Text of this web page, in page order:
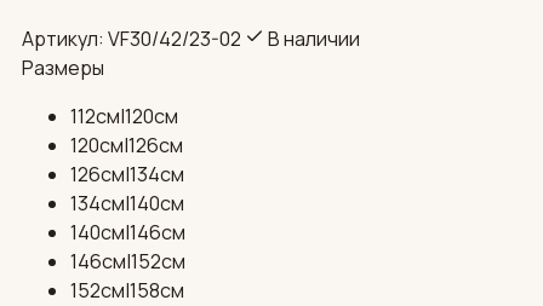
Артикул: VF30/42/23-02
В наличии
Размеры
112см|120см
120см|126см
126см|134см
134см|140см
140см|146см
146см|152см
152см|158см